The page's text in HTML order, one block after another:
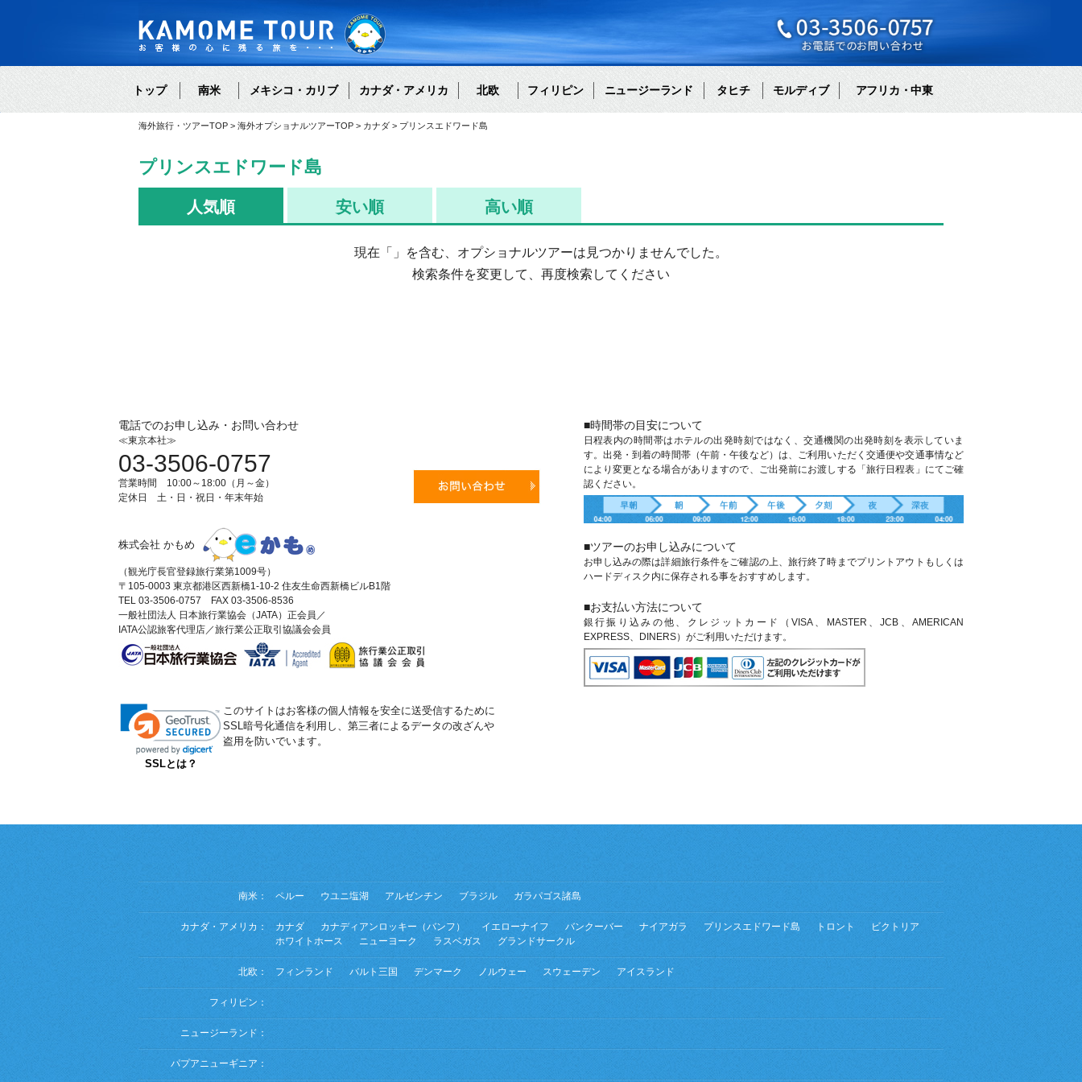
トップ 南米 メキシコ・カリブ カナダ・アメリカ 北欧 フィリピン ニュージーランド タヒチ モルディブ アフリカ・中東
海外旅行・ツアーTOP 海外オプショナルツアーTOP カナダ プリンスエドワード島
プリンスエドワード島
人気順 安い順 高い順
現在「
」を含む、オプショナルツアーは見つかりませんでした。
検索条件を変更して、再度検索してください
電話でのお申し込み・お問い合わせ
≪東京本社≫
03-3506-0757
営業時間 10:00～18:00（月～金）
定休日 土・日・祝日・年末年始
株式会社 かもめ
（観光庁長官登録旅行業第1009号）
〒105-0003 東京都港区西新橋1-10-2 住友生命西新橋ビルB1階
TEL 03-3506-0757 FAX 03-3506-8536
一般社団法人 日本旅行業協会（JATA）正会員／
IATA公認旅客代理店／旅行業公正取引協議会会員
■時間帯の目安について
日程表内の時間帯はホテルの出発時刻ではなく、交通機関の出発時刻を表示していま
す。出発・到着の時間帯（午前・午後など）は、ご利用いただく交通便や交通事情など
により変更となる場合がありますので、ご出発前にお渡しする「旅行日程表」にてご確
認ください。
■ツアーのお申し込みについて
お申し込みの際は詳細旅行条件をご確認の上、旅行終了時までプリントアウトもしくは
ハードディスク内に保存される事をおすすめします。
■お支払い方法について
銀行振り込みの他、クレジットカード（VISA、MASTER、JCB、AMERICAN
EXPRESS、DINERS）がご利用いただけます。
SSLとは？
このサイトはお客様の個人情報を安全に送受信するために
SSL暗号化通信を利用し、第三者によるデータの改ざんや
盗用を防いでいます。
南米： ペルー ウユニ塩湖 アルゼンチン ブラジル ガラパゴス諸島
カナダ・アメリカ： カナダ カナディアンロッキー（バンフ） イエローナイフ バンクーバー ナイアガラ プリンスエドワード島 トロント
ビクトリア
ホワイトホース
ニューヨーク ラスベガス グランドサークル
北欧： フィンランド バルト三国 デンマーク ノルウェー スウェーデン アイスランド
フィリピン：
ニュージーランド：
パプアニューギニア：